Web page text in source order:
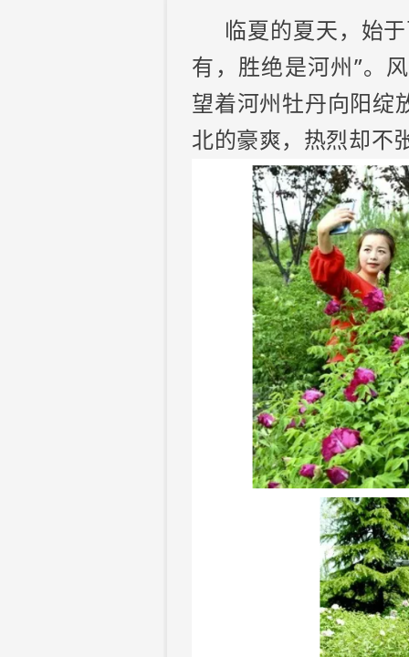
临夏的夏天，始
有，胜绝是河州”。
望着河州牡丹向阳绽
北的豪爽，热烈却不